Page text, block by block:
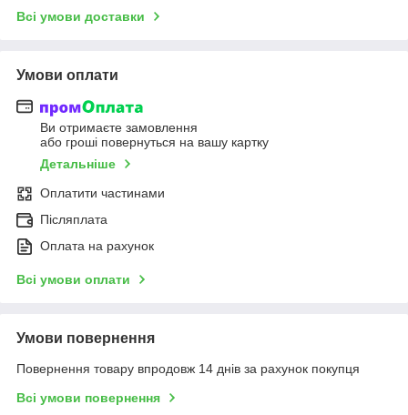
Всі умови доставки
Умови оплати
Ви отримаєте замовлення
або гроші повернуться на вашу картку
Детальніше
Оплатити частинами
Післяплата
Оплата на рахунок
Всі умови оплати
Умови повернення
Повернення товару впродовж 14 днів за рахунок покупця
Всі умови повернення